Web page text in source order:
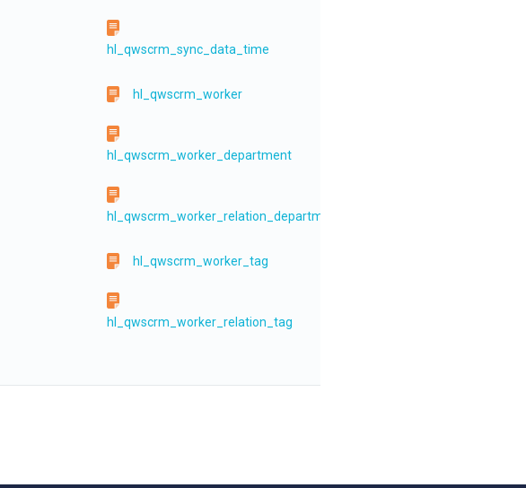
hl_qwscrm_sync_data_time
hl_qwscrm_worker
hl_qwscrm_worker_department
hl_qwscrm_worker_relation_department
hl_qwscrm_worker_tag
hl_qwscrm_worker_relation_tag